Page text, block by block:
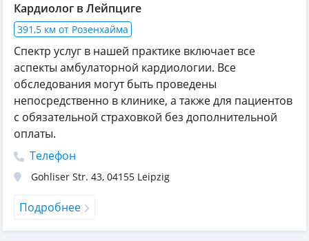
Кардиолог в Лейпциге
391,5 км от Розенхайма
Спектр услуг в нашей практике включает все
аспекты амбулаторной кардиологии. Все
обследования могут быть проведены
непосредственно в клинике, а также для пациентов
с обязательной страховкой без дополнительной
оплаты.
Телефон
Gohliser Str. 43, 04155 Leipzig
Подробнее